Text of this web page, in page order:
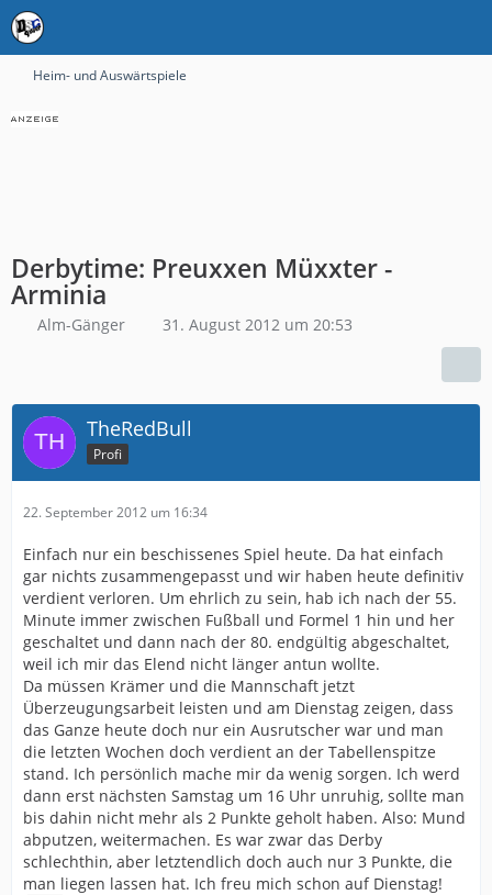
Heim- und Auswärtspiele
Derbytime: Preuxxen Müxxter -
Arminia
Alm-Gänger 31. August 2012 um 20:53
TheRedBull
Profi
22. September 2012 um 16:34
Einfach nur ein beschissenes Spiel heute. Da hat einfach
gar nichts zusammengepasst und wir haben heute definitiv
verdient verloren. Um ehrlich zu sein, hab ich nach der 55.
Minute immer zwischen Fußball und Formel 1 hin und her
geschaltet und dann nach der 80. endgültig abgeschaltet,
weil ich mir das Elend nicht länger antun wollte.
Da müssen Krämer und die Mannschaft jetzt
Überzeugungsarbeit leisten und am Dienstag zeigen, dass
das Ganze heute doch nur ein Ausrutscher war und man
die letzten Wochen doch verdient an der Tabellenspitze
stand. Ich persönlich mache mir da wenig sorgen. Ich werd
dann erst nächsten Samstag um 16 Uhr unruhig, sollte man
bis dahin nicht mehr als 2 Punkte geholt haben. Also: Mund
abputzen, weitermachen. Es war zwar das Derby
schlechthin, aber letztendlich doch auch nur 3 Punkte, die
man liegen lassen hat. Ich freu mich schon auf Dienstag!